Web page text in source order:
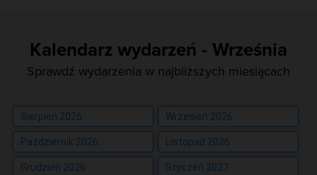
Kalendarz wydarzeń - Września
Sprawdź wydarzenia w najbliższych miesiącach
Sierpień 2026 Wrzesień 2026
Październik 2026 Listopad 2026
Grudzień 2026 Styczeń 2027